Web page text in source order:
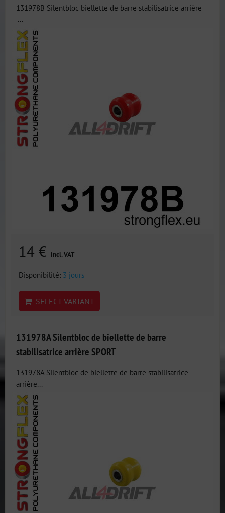
131978B Silentbloc biellette de barre stabilisatrice arrière
-...
14 € incl. VAT
Disponibilité: 3 jours
SELECT VARIANT
131978A Silentbloc de biellette de barre
stabilisatrice arrière SPORT
131978A Silentbloc de biellette de barre stabilisatrice
arrière...